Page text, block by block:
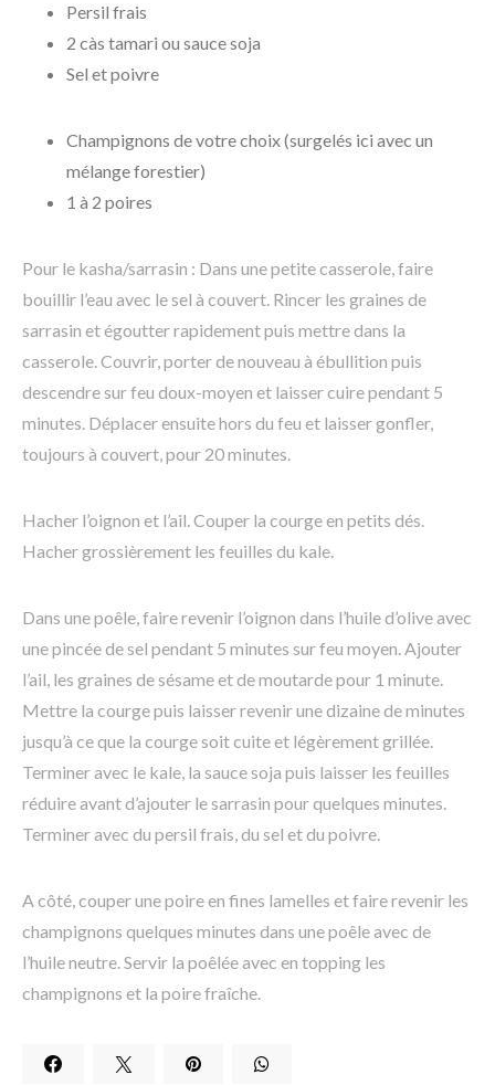
Persil frais
2 càs tamari ou sauce soja
Sel et poivre
Champignons de votre choix (surgelés ici avec un
mélange forestier)
1 à 2 poires
Pour le kasha/sarrasin : Dans une petite casserole, faire
bouillir l’eau avec le sel à couvert. Rincer les graines de
sarrasin et égoutter rapidement puis mettre dans la
casserole. Couvrir, porter de nouveau à ébullition puis
descendre sur feu doux-moyen et laisser cuire pendant 5
minutes. Déplacer ensuite hors du feu et laisser gonfler,
toujours à couvert, pour 20 minutes.
Hacher l’oignon et l’ail. Couper la courge en petits dés.
Hacher grossièrement les feuilles du kale.
Dans une poêle, faire revenir l’oignon dans l’huile d’olive avec
une pincée de sel pendant 5 minutes sur feu moyen. Ajouter
l’ail, les graines de sésame et de moutarde pour 1 minute.
Mettre la courge puis laisser revenir une dizaine de minutes
jusqu’à ce que la courge soit cuite et légèrement grillée.
Terminer avec le kale, la sauce soja puis laisser les feuilles
réduire avant d’ajouter le sarrasin pour quelques minutes.
Terminer avec du persil frais, du sel et du poivre.
A côté, couper une poire en fines lamelles et faire revenir les
champignons quelques minutes dans une poêle avec de
l’huile neutre. Servir la poêlée avec en topping les
champignons et la poire fraîche.